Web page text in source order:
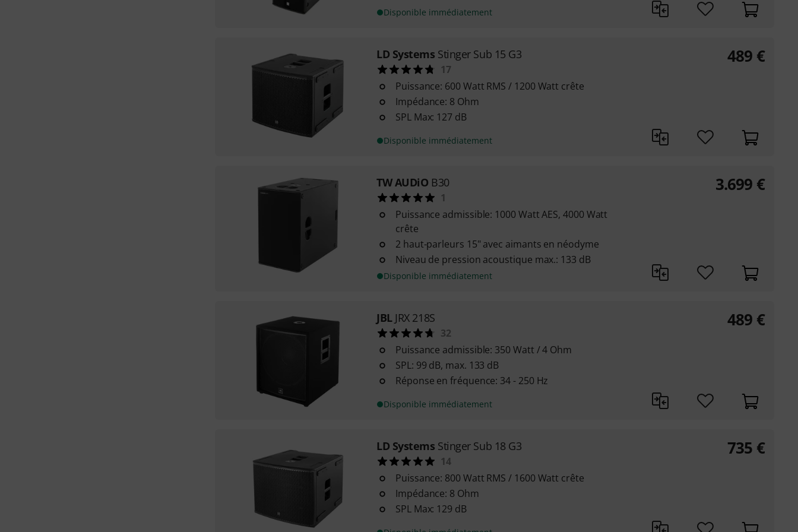
Disponible immédiatement
LD Systems Stinger Sub 15 G3
17
Puissance: 600 Watt RMS / 1200 Watt crête
Impédance: 8 Ohm
SPL Max: 127 dB
Disponible immédiatement
489 €
TW AUDiO B30
1
Puissance admissible: 1000 Watt AES, 4000 Watt
crête
2 haut-parleurs 15" avec aimants en néodyme
Niveau de pression acoustique max.: 133 dB
Disponible immédiatement
3.699 €
JBL JRX 218S
32
Puissance admissible: 350 Watt / 4 Ohm
SPL: 99 dB, max. 133 dB
Réponse en fréquence: 34 - 250 Hz
Disponible immédiatement
489 €
LD Systems Stinger Sub 18 G3
14
Puissance: 800 Watt RMS / 1600 Watt crête
Impédance: 8 Ohm
SPL Max: 129 dB
735 €